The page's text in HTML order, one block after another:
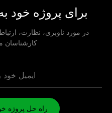
برای پروژه خود به
در مورد ناوبری، نظارت، ارتباطات
کارشناسان ما
راه حل پروژه خود را